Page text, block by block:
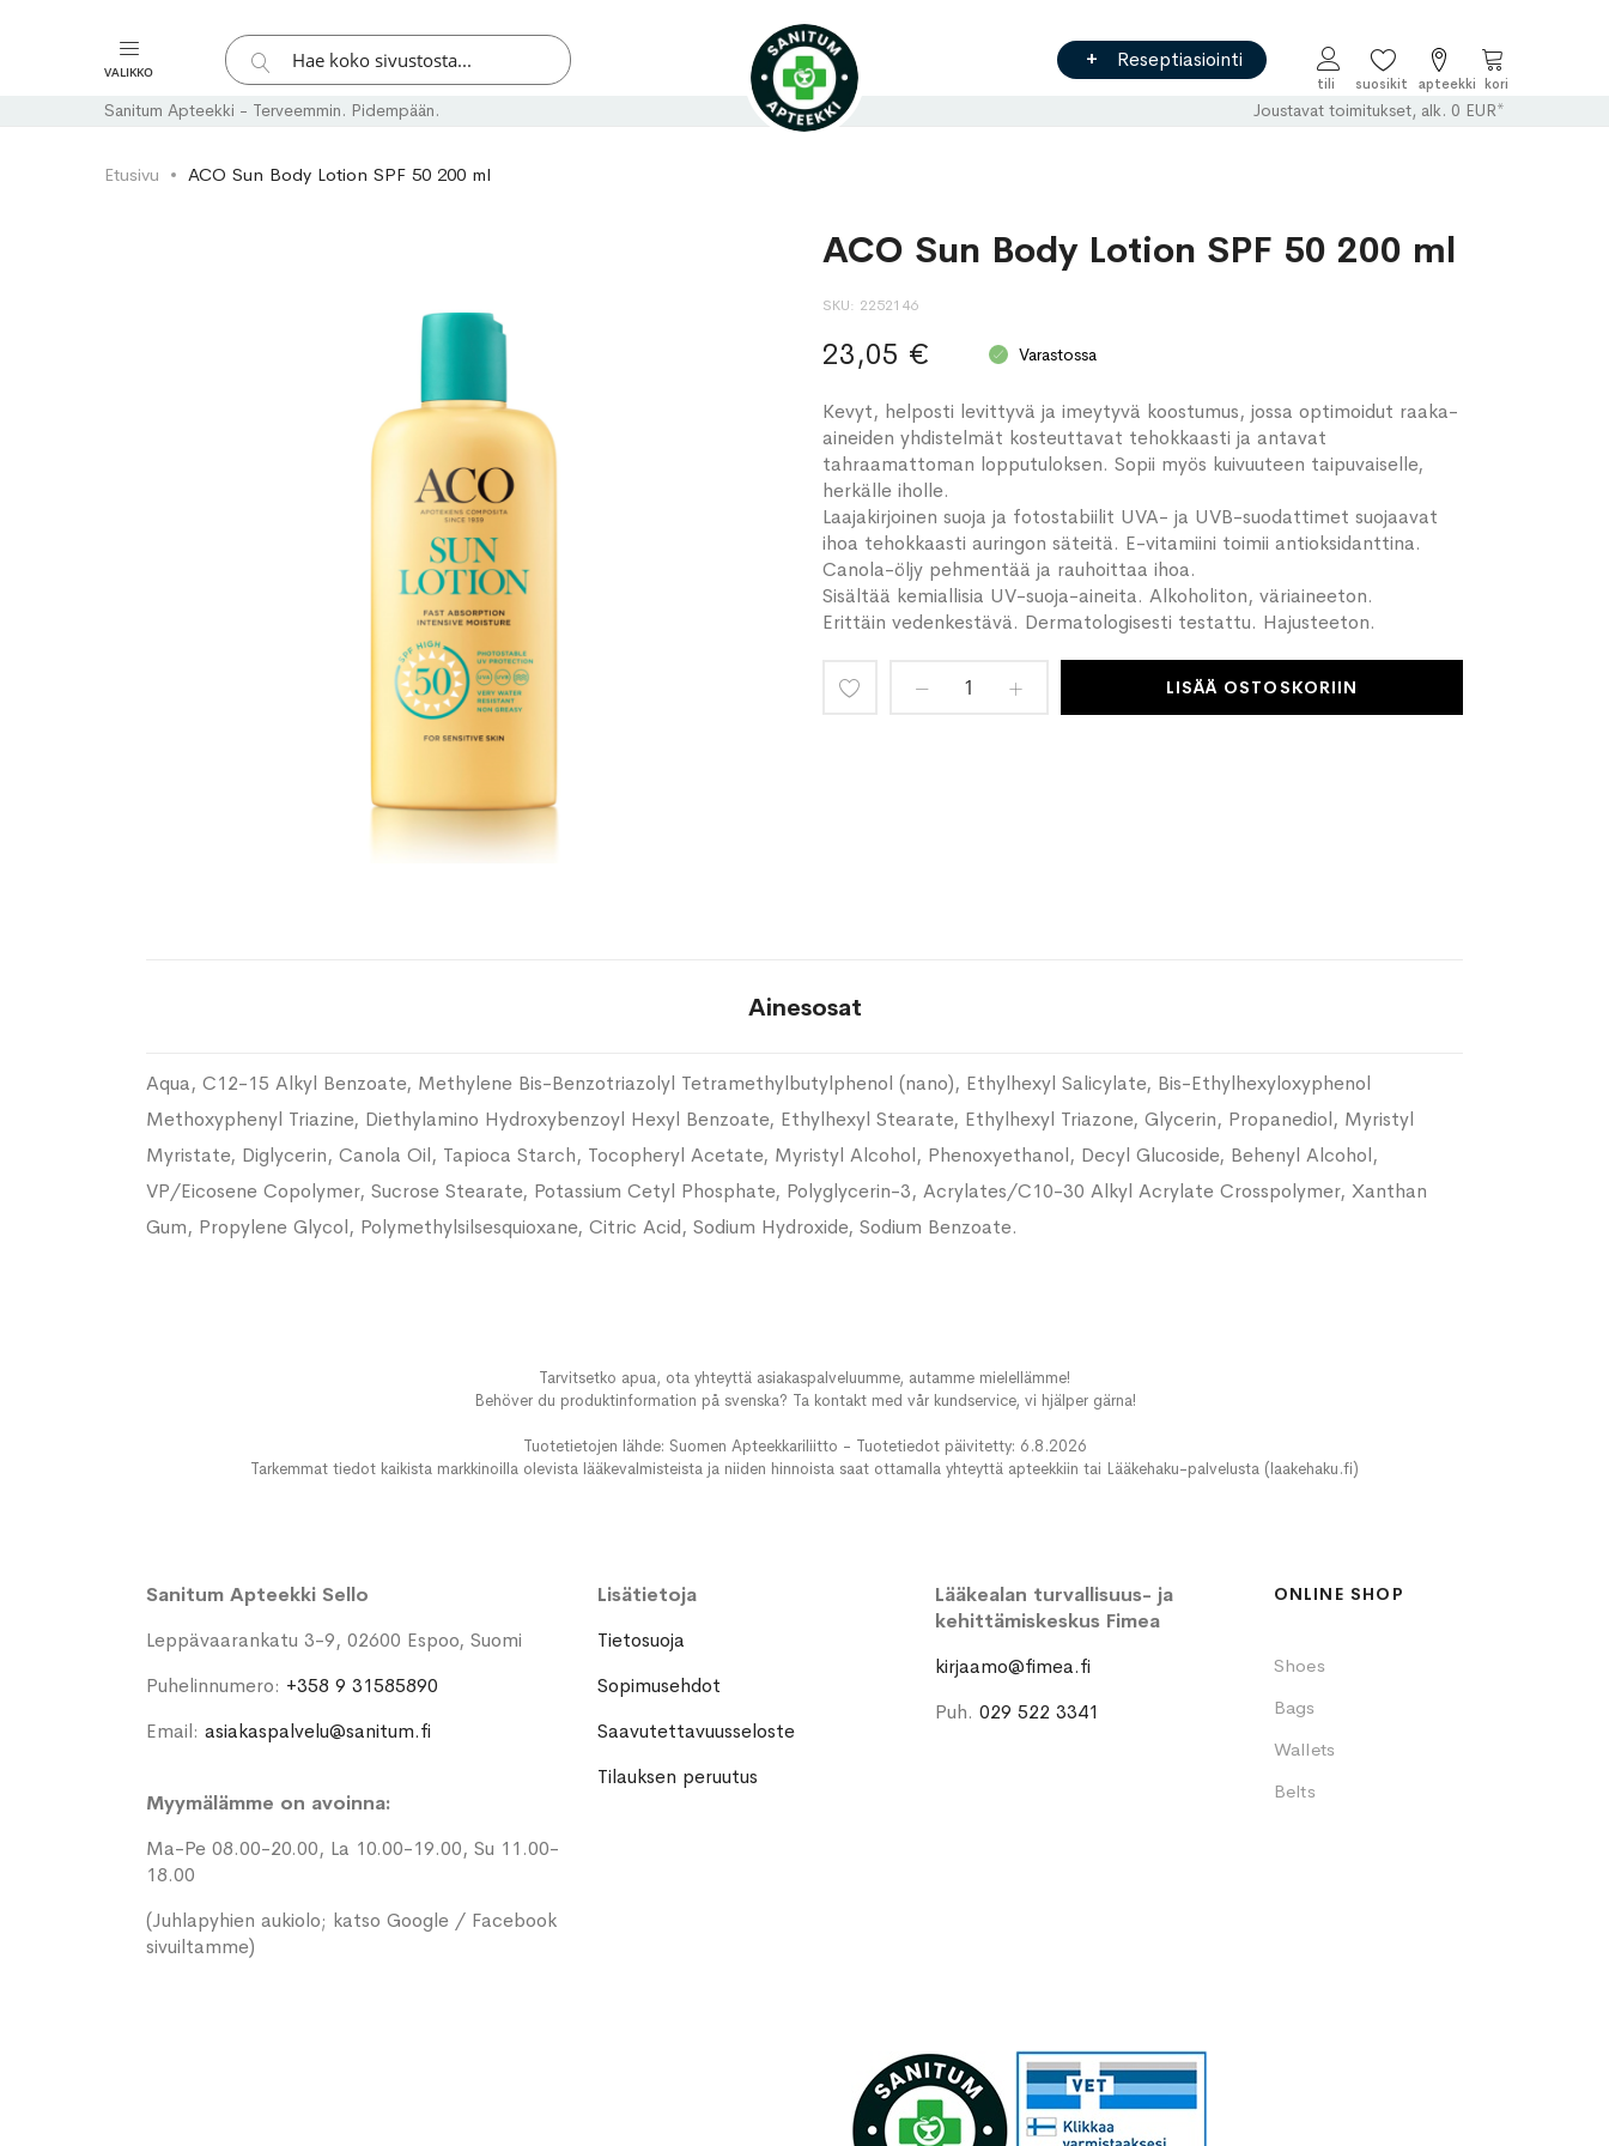
VALIKKO
Hae
Hae
Reseptiasiointi
Ostoskori
Sanitum Apteekki - Terveemmin. Pidempään. Joustavat toimitukset, alk. 0 EUR*
Etusivu ACO Sun Body Lotion SPF 50 200 ml
ACO Sun Body Lotion SPF 50 200 ml
SKU 2252146
23,05 € Varastossa
Kevyt, helposti levittyvä ja imeytyvä koostumus, jossa optimoidut raaka-
aineiden yhdistelmät kosteuttavat tehokkaasti ja antavat
tahraamattoman lopputuloksen. Sopii myös kuivuuteen taipuvaiselle,
herkälle iholle.
Laajakirjoinen suoja ja fotostabiilit UVA- ja UVB-suodattimet suojaavat
ihoa tehokkaasti auringon säteitä. E-vitamiini toimii antioksidanttina.
Canola-öljy pehmentää ja rauhoittaa ihoa.
Sisältää kemiallisia UV-suoja-aineita. Alkoholiton, väriaineeton.
Erittäin vedenkestävä. Dermatologisesti testattu. Hajusteeton.
LISÄÄ OSTOSKORIIN
Ainesosat
Aqua, C12-15 Alkyl Benzoate, Methylene Bis-Benzotriazolyl Tetramethylbutylphenol (nano), Ethylhexyl Salicylate, Bis-Ethylhexyloxyphenol
Methoxyphenyl Triazine, Diethylamino Hydroxybenzoyl Hexyl Benzoate, Ethylhexyl Stearate, Ethylhexyl Triazone, Glycerin, Propanediol, Myristyl
Myristate, Diglycerin, Canola Oil, Tapioca Starch, Tocopheryl Acetate, Myristyl Alcohol, Phenoxyethanol, Decyl Glucoside, Behenyl Alcohol,
VP/Eicosene Copolymer, Sucrose Stearate, Potassium Cetyl Phosphate, Polyglycerin-3, Acrylates/C10-30 Alkyl Acrylate Crosspolymer, Xanthan
Gum, Propylene Glycol, Polymethylsilsesquioxane, Citric Acid, Sodium Hydroxide, Sodium Benzoate.
Tarvitsetko apua, ota yhteyttä asiakaspalveluumme, autamme mielellämme!
Behöver du produktinformation på svenska? Ta kontakt med vår kundservice, vi hjälper gärna!
Tuotetietojen lähde: Suomen Apteekkariliitto - Tuotetiedot päivitetty: 6.8.2026
Tarkemmat tiedot kaikista markkinoilla olevista lääkevalmisteista ja niiden hinnoista saat ottamalla yhteyttä apteekkiin tai Lääkehaku-palvelusta (laakehaku.fi)
Sanitum Apteekki Sello
Leppävaarankatu 3-9, 02600 Espoo, Suomi
Puhelinnumero: +358 9 31585890
Email: asiakaspalvelu@sanitum.fi
Myymälämme on avoinna:
Ma-Pe 08.00-20.00, La 10.00-19.00, Su 11.00-
18.00
(Juhlapyhien aukiolo; katso Google / Facebook
sivuiltamme)
Lisätietoja
Tietosuoja
Sopimusehdot
Saavutettavuusseloste
Tilauksen peruutus
Lääkealan turvallisuus- ja
kehittämiskeskus Fimea
kirjaamo@fimea.fi
Puh.029 522 3341
ONLINE SHOP
Shoes
Bags
Wallets
Belts